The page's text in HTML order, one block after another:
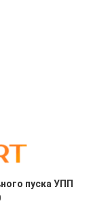
пуска УПП